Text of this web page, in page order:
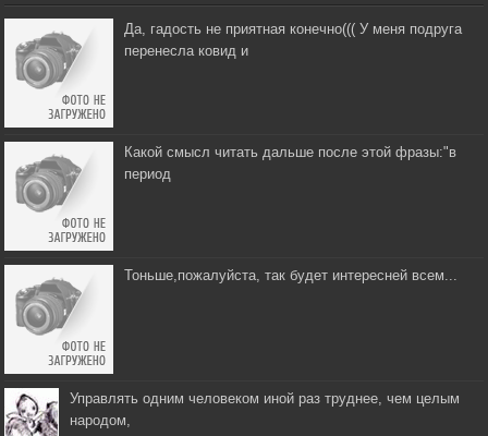
Да, гадость не приятная конечно((( У меня подруга
перенесла ковид и
Какой смысл читать дальше после этой фразы:"в
период
Тоньше,пожалуйста, так будет интересней всем...
Управлять одним человеком иной раз труднее, чем целым
народом,